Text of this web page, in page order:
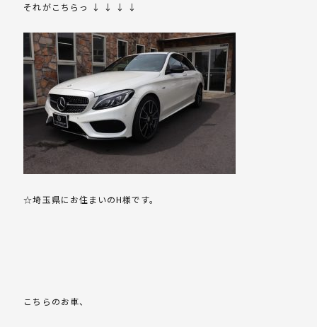
それがこちらっ ↓ ↓ ↓ ↓
☆埼玉県にお住まいのH様です。
こちらのお車、